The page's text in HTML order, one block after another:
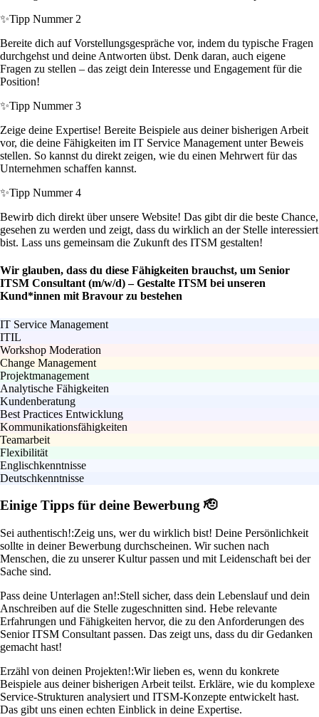
✨Tipp Nummer 2
Bereite dich auf Vorstellungsgespräche vor, indem du typische Fragen
durchgehst und deine Antworten übst. Denk daran, auch eigene
Fragen zu stellen – das zeigt dein Interesse und Engagement für die
Position!
✨Tipp Nummer 3
Zeige deine Expertise! Bereite Beispiele aus deiner bisherigen Arbeit
vor, die deine Fähigkeiten im IT Service Management unter Beweis
stellen. So kannst du direkt zeigen, wie du einen Mehrwert für das
Unternehmen schaffen kannst.
✨Tipp Nummer 4
Bewirb dich direkt über unsere Website! Das gibt dir die beste Chance,
gesehen zu werden und zeigt, dass du wirklich an der Stelle interessiert
bist. Lass uns gemeinsam die Zukunft des ITSM gestalten!
Wir glauben, dass du diese Fähigkeiten brauchst, um Senior
ITSM Consultant (m/w/d) – Gestalte ITSM bei unseren
Kund*innen mit Bravour zu bestehen
IT Service Management
ITIL
Workshop Moderation
Change Management
Projektmanagement
Analytische Fähigkeiten
Kundenberatung
Best Practices Entwicklung
Kommunikationsfähigkeiten
Teamarbeit
Flexibilität
Englischkenntnisse
Deutschkenntnisse
Einige Tipps für deine Bewerbung 🫡
Sei authentisch!:Zeig uns, wer du wirklich bist! Deine Persönlichkeit
sollte in deiner Bewerbung durchscheinen. Wir suchen nach
Menschen, die zu unserer Kultur passen und mit Leidenschaft bei der
Sache sind.
Pass deine Unterlagen an!:Stell sicher, dass dein Lebenslauf und dein
Anschreiben auf die Stelle zugeschnitten sind. Hebe relevante
Erfahrungen und Fähigkeiten hervor, die zu den Anforderungen des
Senior ITSM Consultant passen. Das zeigt uns, dass du dir Gedanken
gemacht hast!
Erzähl von deinen Projekten!:Wir lieben es, wenn du konkrete
Beispiele aus deiner bisherigen Arbeit teilst. Erkläre, wie du komplexe
Service-Strukturen analysiert und ITSM-Konzepte entwickelt hast.
Das gibt uns einen echten Einblick in deine Expertise.